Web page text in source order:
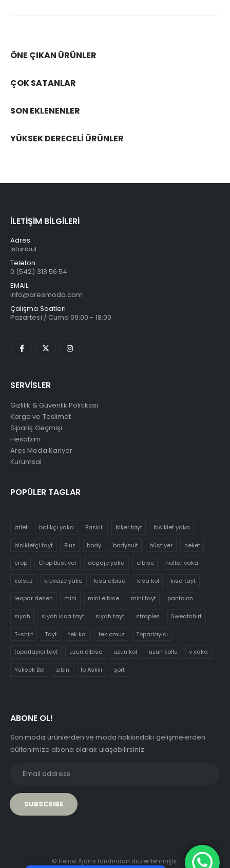
7/24 Canlı Destek
ÖNE ÇIKAN ÜRÜNLER
ÇOK SATANLAR
SON EKLENENLER
YÜKSEK DERECELİ ÜRÜNLER
İLETİŞİM BİLGİLERİ
Adres:
İstanbul
Telefon:
0 (542) 318 56 54
EMAIL:
info@aresmoda.com
Çalışma Saatleri
Pazartesi / Cuma 09:00 - 18:00
SERVİSLER
Gizlilik & Güvenlik Politikası
Kargo ve Teslimat
Sipariş Geçmişi
Hesabım
Ares Moda Kariyer
Kurumsal
POPÜLER TAGLAR
atlet balıkçı yaka Baskılı biker tayt bisiklet yaka
bisikletçi tayt Bluz body bodysuit büstiyer ceket
crop Crop Büstiyer degaje yaka elbise halter yaka
kolsuz kruvaze yaka kısa elbise kısa kol kısa tayt
leopar desen mini mini elbise mini tayt pantolon
siyah siyah kısa tayt siyah tayt straplez Sweatshirt
T-shirt Tayt tek kol tek omuz Toparlayıcı
toparlayıcı tayt uzun elbise uzun kol uzun kollu v yaka
Yüksek Bel zıbın İp Askılı şort
ABONE OL!
Son moda ürünlerden ve moda hakkındaki gelişmelerden
bültenimize abona olarak ulaşabilirsiniz.
© Helios Ajans tarafından düzenlenmiştir.